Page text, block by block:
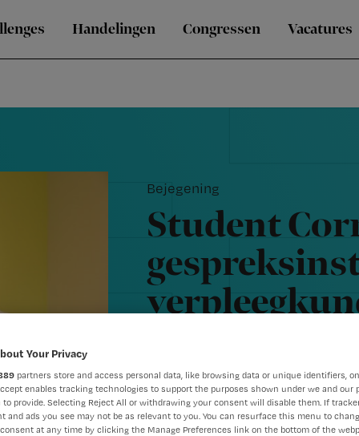
Handelingen Congressen Vacatures
Bejegening
Student
Auteur:Sigrid Starremans 9 juli 2021
Your Privacy
partners store and access personal data, like browsing data or unique identifiers,
enables tracking technologies to support the purposes shown under we and our
to provide. Selecting Reject All or withdrawing your consent will disable them. If
and ads you see may not be as relevant to you. You can resurface this menu to
at any time by clicking the Manage Preferences link on the bottom of the